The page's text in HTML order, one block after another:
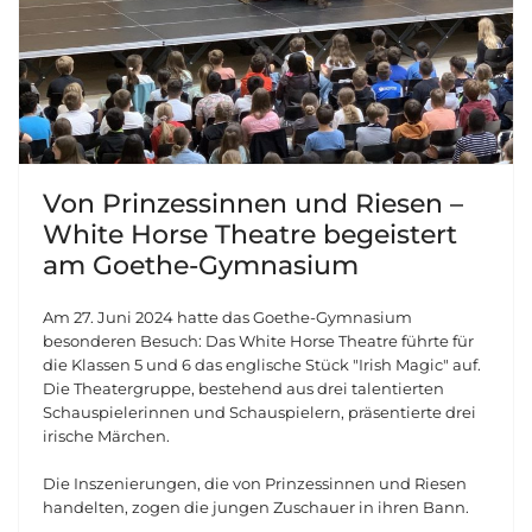
Von Prinzessinnen und Riesen –
White Horse Theatre begeistert
am Goethe-Gymnasium
Am 27. Juni 2024 hatte das Goethe-Gymnasium
besonderen Besuch: Das White Horse Theatre führte für
die Klassen 5 und 6 das englische Stück "Irish Magic" auf.
Die Theatergruppe, bestehend aus drei talentierten
Schauspielerinnen und Schauspielern, präsentierte drei
irische Märchen.
Die Inszenierungen, die von Prinzessinnen und Riesen
handelten, zogen die jungen Zuschauer in ihren Bann.